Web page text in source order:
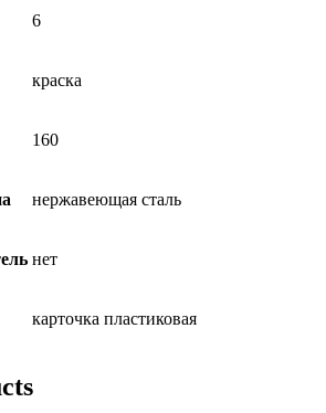
6
краска
160
нержавеющая сталь
нет
карточка пластиковая